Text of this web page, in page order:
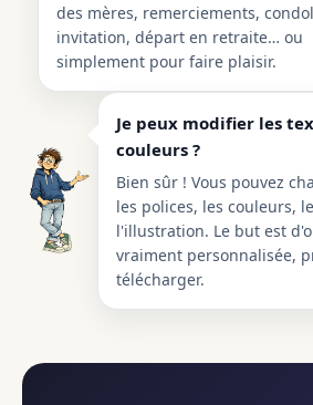
des mères, remerciements,
invitation, départ en retraite… ou
simplement pour faire plaisir.
Je peux modifier les
couleurs ?
Bien sûr ! Vous pouvez
les polices, les couleurs,
l'illustration. Le but est
vraiment personnalisée,
télécharger.